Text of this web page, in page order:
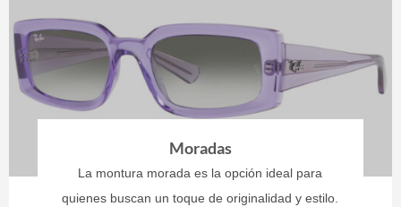
Moradas
La montura morada es la opción ideal para
quienes buscan un toque de originalidad y estilo.